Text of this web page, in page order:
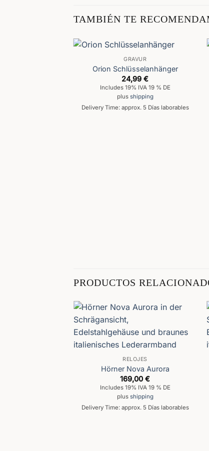
TAMBIÉN TE
GRAVUR
Orion Schlüsselanhänger
24,99€
Includes 19% IVA 19 % DE
plus shipping
Delivery Time: approx. 5 Días laborables
PRODUCTOS
RELOJES
Hörner Nova Aurora
169,00€
Includes 19% IVA 19 % DE
plus shipping
Delivery Time: approx. 5 Días laborables